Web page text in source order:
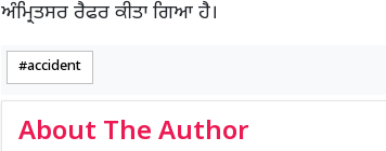
ਅੰਮ੍ਰਿਤਸਰ ਰੈਫਰ ਕੀਤਾ ਗਿਆ ਹੈ।
accident
About The Author